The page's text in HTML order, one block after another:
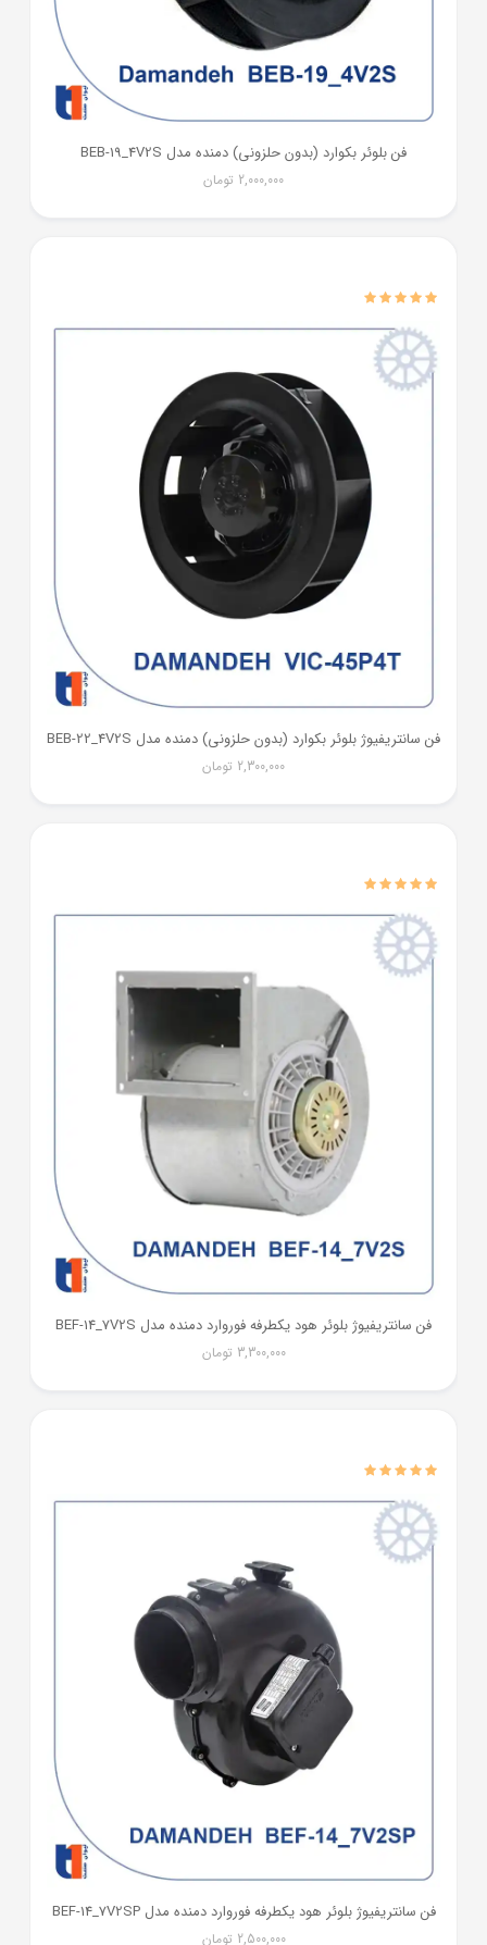
فن بلوئر بکوارد (بدون حلزونی) دمنده مدل BEB-19_4V2S
2,000,000 تومان
فن سانتریفیوژ بلوئر بکوارد (بدون حلزونی) دمنده مدل BEB-22_4V2S
2,300,000 تومان
فن سانتریفیوژ بلوئر هود یکطرفه فوروارد دمنده مدل BEF-14_7V2S
3,300,000 تومان
فن سانتریفیوژ بلوئر هود یکطرفه فوروارد دمنده مدل BEF-14_7V2SP
2,500,000 تومان